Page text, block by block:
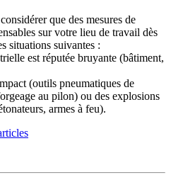
que des mesures de
sur votre lieu de travail dès
situations suivantes :
est réputée bruyante (bâtiment,
(outils pneumatiques de
au pilon) ou des explosions
armes à feu).